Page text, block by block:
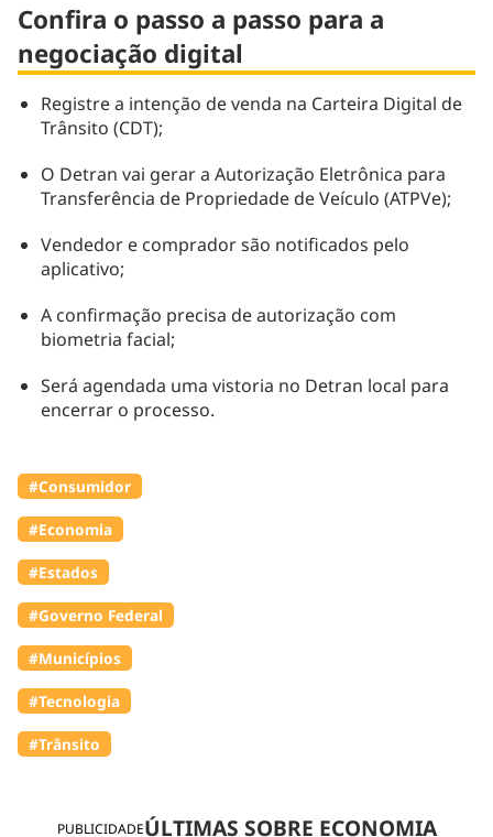
PUBLICIDADEÚLTIMAS SOBRE ECONOMIA
Confira o passo a passo para a
negociação digital
Registre a intenção de venda na Carteira Digital de
Trânsito (CDT);
O Detran vai gerar a Autorização Eletrônica para
Transferência de Propriedade de Veículo (ATPVe);
Vendedor e comprador são notificados pelo
aplicativo;
A confirmação precisa de autorização com
biometria facial;
Será agendada uma vistoria no Detran local para
encerrar o processo.
#Consumidor
#Economia
#Estados
#Governo Federal
#Municípios
#Tecnologia
#Trânsito